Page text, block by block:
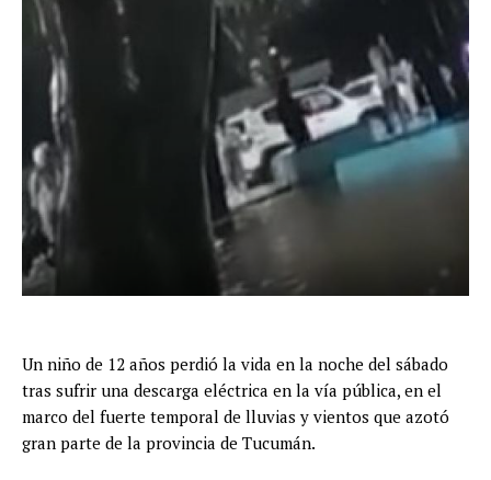
Un niño de 12 años perdió la vida en la noche del sábado
tras sufrir una descarga eléctrica en la vía pública, en el
marco del fuerte temporal de lluvias y vientos que azotó
gran parte de la provincia de Tucumán.